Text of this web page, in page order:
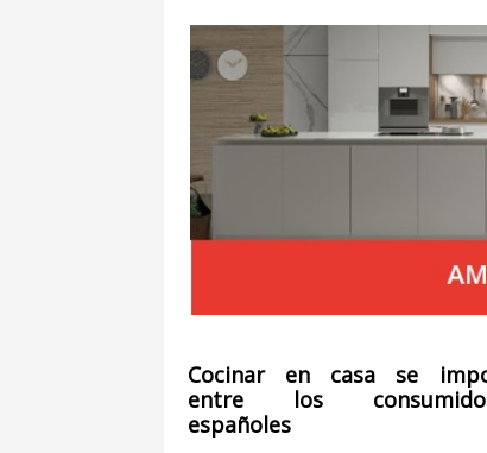
Cocinar en casa se
entre los
españoles